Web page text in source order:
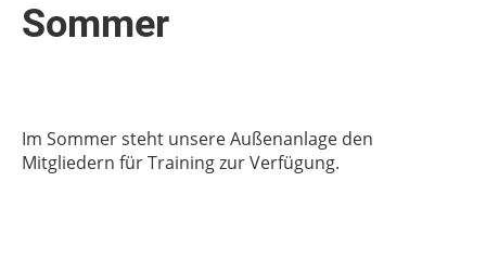
Sommer
Im Sommer steht unsere Außenanlage den
Mitgliedern für Training zur Verfügung.